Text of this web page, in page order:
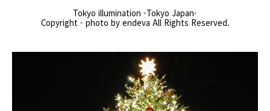
Tokyo illumination -Tokyo Japan-
Copyright - photo by endeva All Rights Reserved.